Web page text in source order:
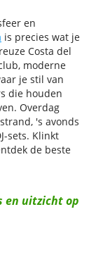
en
is precies wat je
Costa del
moderne
je stil van
die houden
Overdag
's avonds
sets. Klinkt
de beste
en uitzicht op